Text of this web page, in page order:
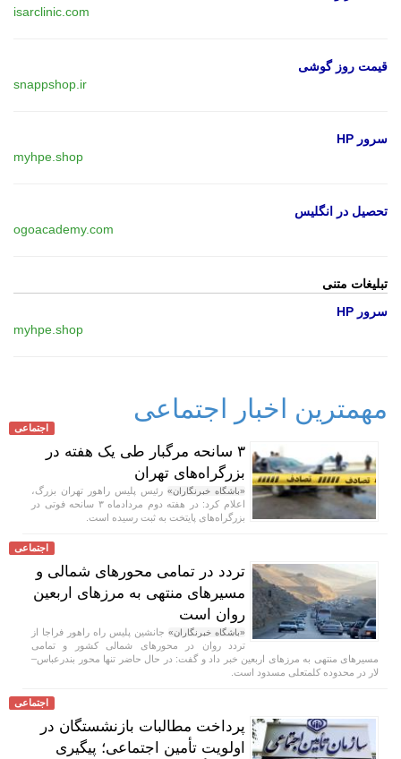
isarclinic.com
قیمت روز گوشی
snappshop.ir
سرور HP
myhpe.shop
تحصیل در انگلیس
ogoacademy.com
تبلیغات متنی
سرور HP
myhpe.shop
مهمترین اخبار اجتماعی
اجتماعی
۳ سانحه مرگبار طی یک هفته در
بزرگراه‌های تهران
«باشگاه خبرنگاران» رئیس پلیس راهور تهران بزرگ،
اعلام کرد: در هفته دوم مردادماه ۳ سانحه فوتی در
بزرگراه‌های پایتخت به ثبت رسیده است.
اجتماعی
تردد در تمامی محور‌های شمالی و
مسیر‌های منتهی به مرز‌های اربعین
روان است
«باشگاه خبرنگاران» جانشین پلیس راه راهور فراجا از
تردد روان در محور‌های شمالی کشور و تمامی
مسیر‌های منتهی به مرز‌های اربعین خبر داد و گفت: در حال حاضر تنها محور بندرعباس–
لار در محدوده کلمتعلی مسدود است.
اجتماعی
پرداخت مطالبات بازنشستگان در
اولویت تأمین اجتماعی؛ پیگیری